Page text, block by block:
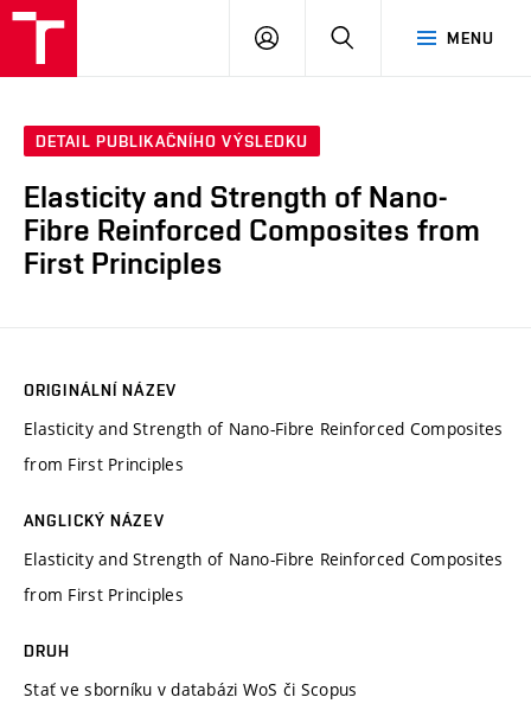
MENU
PŘIHLÁSIT
DETAIL PUBLIKAČNÍHO VÝSLEDKU
Elasticity and Strength of Nano-
Fibre Reinforced Composites from
First Principles
ORIGINÁLNÍ NÁZEV
Elasticity and Strength of Nano-Fibre Reinforced Composites
from First Principles
ANGLICKÝ NÁZEV
Elasticity and Strength of Nano-Fibre Reinforced Composites
from First Principles
DRUH
Stať ve sborníku v databázi WoS či Scopus